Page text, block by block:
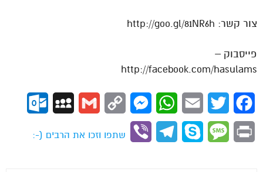
צור קשר: http://goo.gl/81NR6h
פייסבוק –
http://facebook.com/hasulams
Facebook
Twitter
Email
WhatsApp
Messenger
Copy
Gmail
MySpace
Print
Message
Skype
Telegram
Viber
שתפו וזכו את הרבים (-: